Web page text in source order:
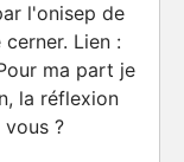
l'onisep de
Lien :
ma part je
la réflexion
?